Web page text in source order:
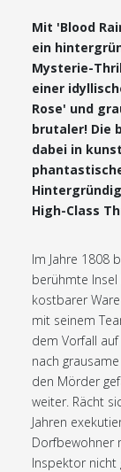
Mit 'Blood
ein
Mysterie-
einer
Rose' und
brutaler! Die
dabei in
High-Class
Im Jahre 1808
berühmte
kostbarer
mit seinem
dem Vorfall
nach
den Mörder
weiter. Rächt
Jahren
Dorfbewohner
Inspektor nicht